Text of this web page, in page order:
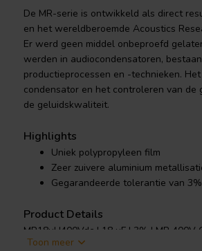
De MR-serie is ontwikkeld als direct
en het wereldberoemde Acoustics
Er werd geen middel onbeproefd
werden in audiocondensatoren,
productieprocessen en -technieken.
condensator en het controleren van
de geluidskwaliteit.
Highlights
Uniek polypropyleen film
Zeer zuivere aluminium
Gegarandeerde tolerantie van 3%
Product Details
MR18uH400Vdc | 18 µF | 3% | MR 400V
Toon meer